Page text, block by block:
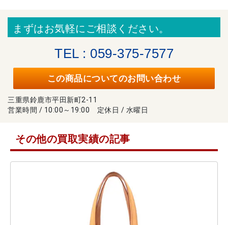
まずはお気軽にご相談ください。
TEL : 059-375-7577
この商品についてのお問い合わせ
三重県鈴鹿市平田新町2-11
営業時間 / 10:00～19:00 定休日 / 水曜日
その他の買取実績の記事